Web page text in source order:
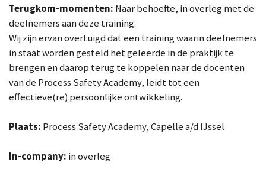
Terugkom-momenten: Naar behoefte, in overleg met de
deelnemers aan deze training.
Wij zijn ervan overtuigd dat een training waarin deelnemers
in staat worden gesteld het geleerde in de praktijk te
brengen en daarop terug te koppelen naar de docenten
van de Process Safety Academy, leidt tot een
effectieve(re) persoonlijke ontwikkeling.
Plaats: Process Safety Academy, Capelle a/d IJssel
In-company: in overleg